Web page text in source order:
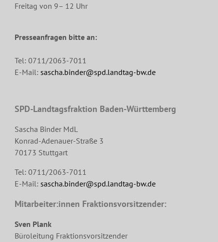
Freitag von 9– 12 Uhr
Presseanfragen bitte an:
Tel: 0711/2063-7011
E-Mail: sascha.binder@spd.landtag-bw.de
SPD-Landtagsfraktion Baden-Württemberg
Sascha Binder MdL
Konrad-Adenauer-Straße 3
70173 Stuttgart
Tel: 0711/2063-7011
E-Mail: sascha.binder@spd.landtag-bw.de
Mitarbeiter:innen Fraktionsvorsitzender:
Sven Plank
Büroleitung Fraktionsvorsitzender